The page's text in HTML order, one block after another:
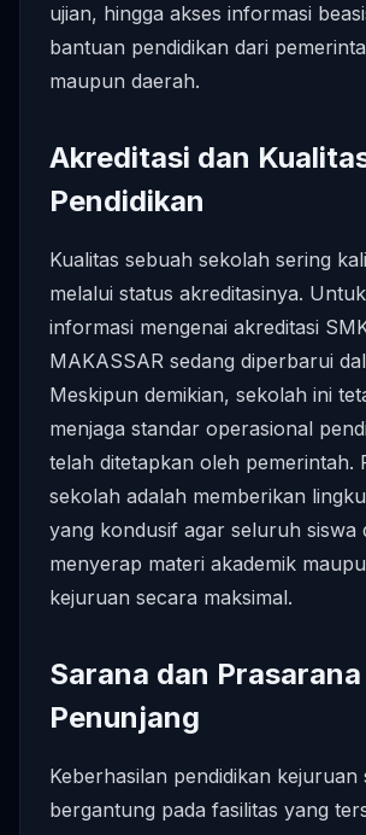
ujian, hingga akses informasi
bantuan pendidikan dari
maupun daerah.
Akreditasi dan
Pendidikan
Kualitas sebuah sekolah sering
melalui status akreditasinya.
informasi mengenai akreditasi
MAKASSAR sedang diperbarui
Meskipun demikian, sekolah ini
menjaga standar operasional
telah ditetapkan oleh pemerintah.
sekolah adalah memberikan
yang kondusif agar seluruh siswa
menyerap materi akademik
kejuruan secara maksimal.
Sarana dan Prasarana
Penunjang
Keberhasilan pendidikan kejuruan
bergantung pada fasilitas yang